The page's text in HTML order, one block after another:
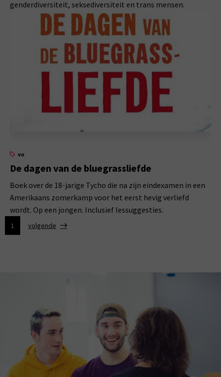
genderdiversiteit, seksediversiteit en trans mensen.
vo
De dagen van de bluegrassliefde
Boek over de 18-jarige Tycho die na zijn eindexamen in een
Amerikaans zomerkamp voor het eerst hevig verliefd
wordt. Op een jongen. Inclusief lessuggesties.
1 volgende